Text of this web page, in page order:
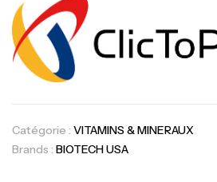
Catégorie : VITAMINS & MINERAUX
Brands : BIOTECH USA